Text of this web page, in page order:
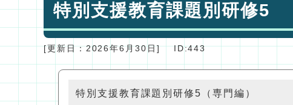
特別支援教育課題別研修5
[更新日：2026年6月30日] ID:443
特別支援教育課題別研修5（専門編）